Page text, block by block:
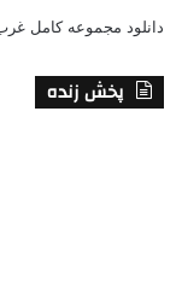
دانلود مجموعه کامل
پخش زنده